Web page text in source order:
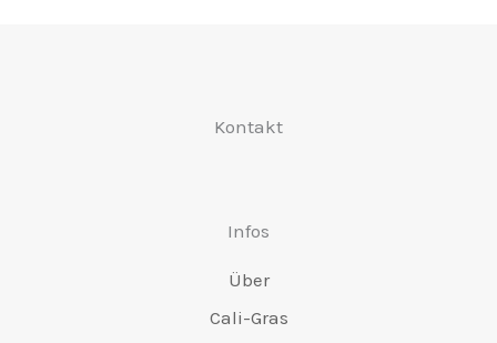
Kontakt
Infos
Über
Cali-Gras